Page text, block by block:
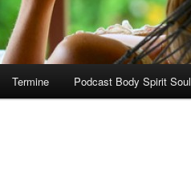
Termine Podcast Body Spirit Soul